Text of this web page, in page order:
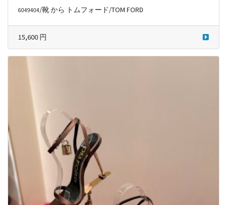
6049404/靴 から トムフォード/TOM FORD
15,600 円